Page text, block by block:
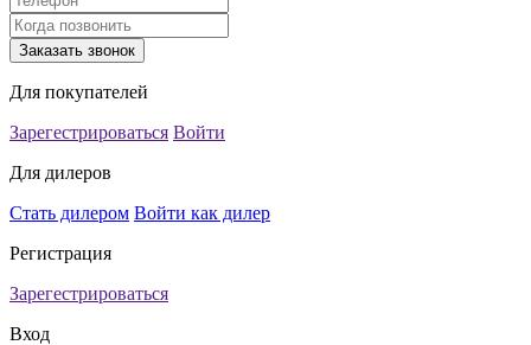
Для покупателей
Зарегестрироваться Войти
Для дилеров
Стать дилером Войти как дилер
Регистрация
Зарегестрироваться
Вход